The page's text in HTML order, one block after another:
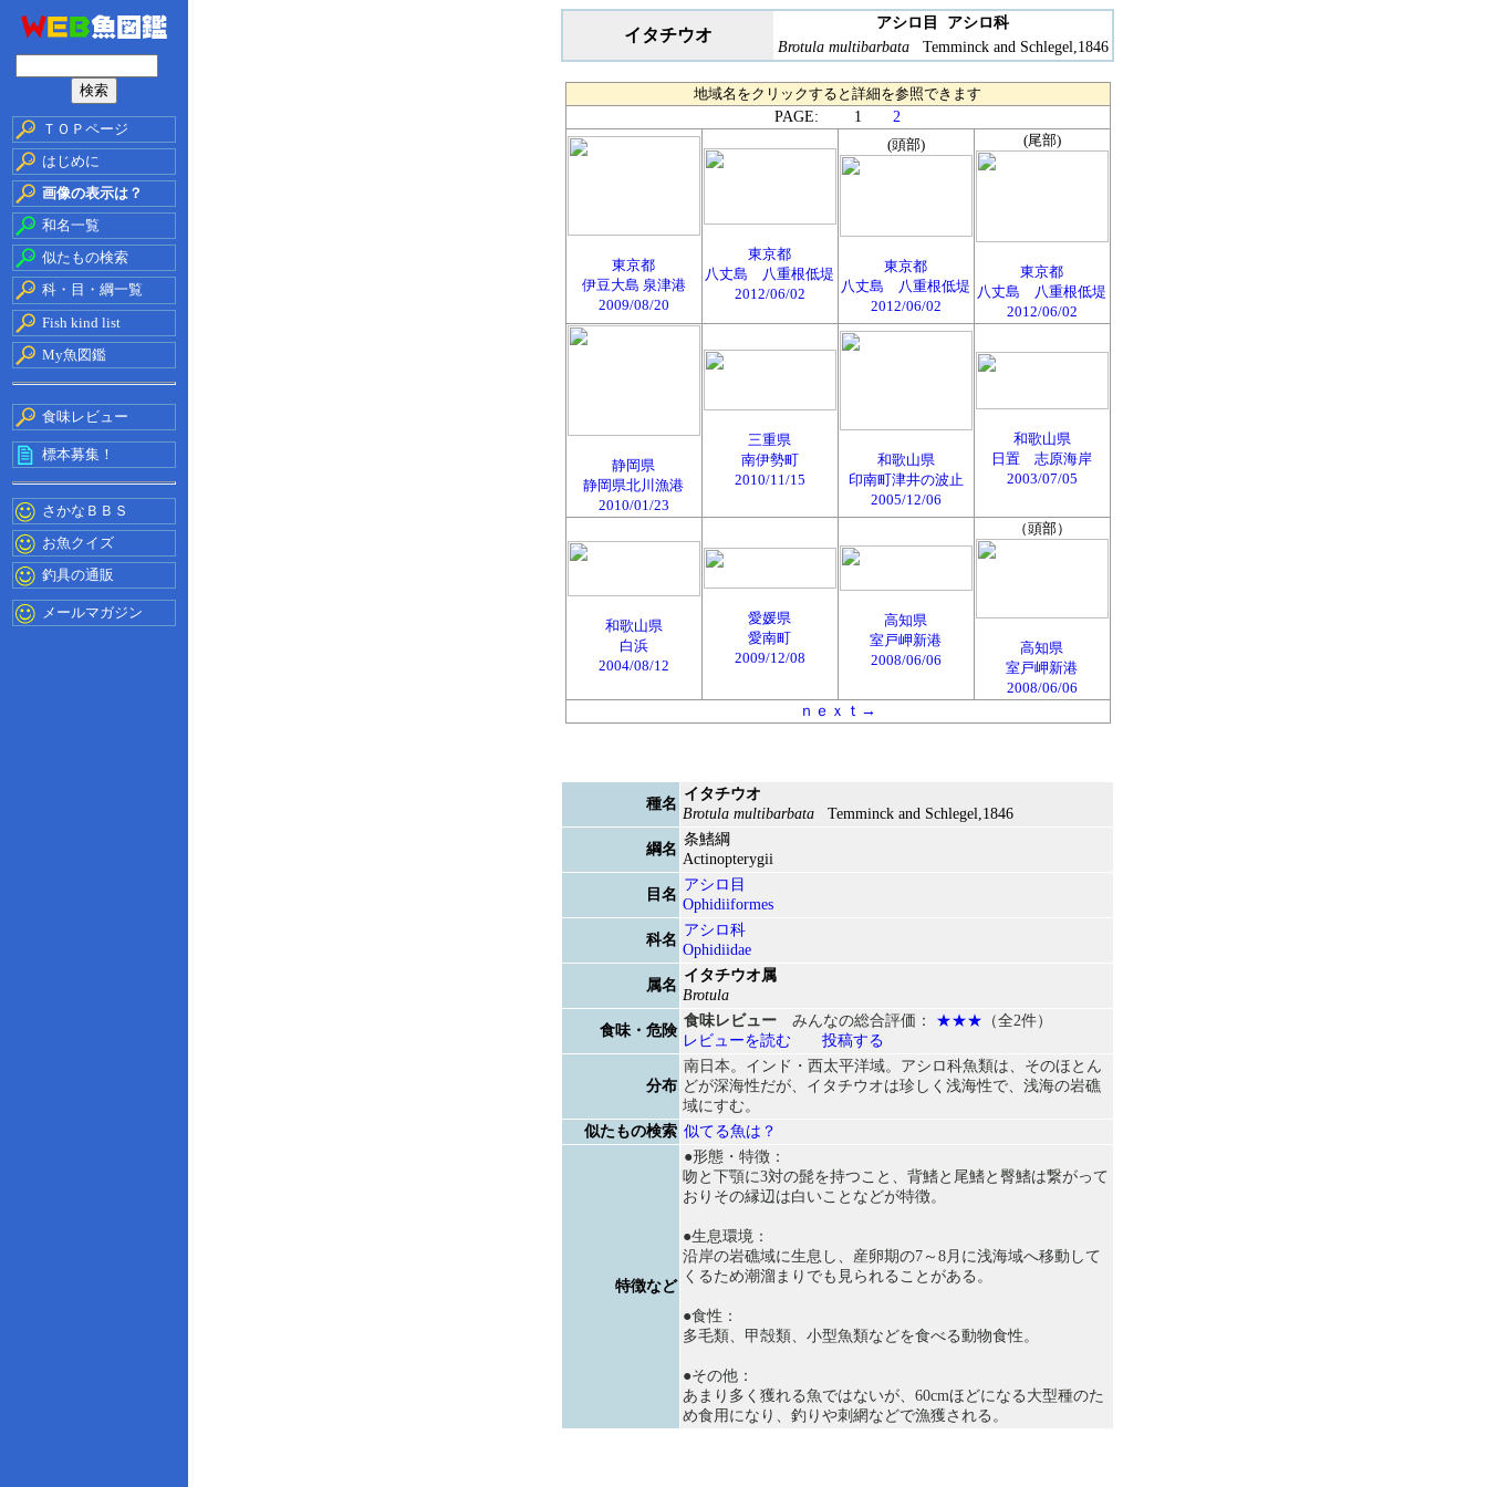
ＴＯＰページ
はじめに
画像の表示は？
和名一覧
似たもの検索
科・目・綱一覧
Fish kind list
My魚図鑑
食味レビュー
標本募集！
さかなＢＢＳ
お魚クイズ
釣具の通販
メールマガジン
イタチウオ
アシロ目 アシロ科
Brotula multibarbata
Temminck and Schlegel,1846
地域名をクリックすると詳細を参照できます
PAGE: 1 2
東京都
伊豆大島 泉津港
2009/08/20
東京都
八丈島 八重根低堤
2012/06/02
(頭部)
東京都
八丈島 八重根低堤
2012/06/02
(尾部)
東京都
八丈島 八重根低堤
2012/06/02
静岡県
静岡県北川漁港
2010/01/23
三重県
南伊勢町
2010/11/15
和歌山県
印南町津井の波止
2005/12/06
和歌山県
日置 志原海岸
2003/07/05
和歌山県
白浜
2004/08/12
愛媛県
愛南町
2009/12/08
高知県
室戸岬新港
2008/06/06
（頭部）
高知県
室戸岬新港
2008/06/06
ｎｅｘｔ→
種名
イタチウオ
Brotula multibarbata
Temminck and Schlegel,1846
綱名
条鰭綱
Actinopterygii
目名
アシロ目
Ophidiiformes
科名
アシロ科
Ophidiidae
属名
イタチウオ属
Brotula
食味・危険
食味レビュー みんなの総合評価： ★★★ （全2件）
レビューを読む
投稿する
分布
南日本。インド・西太平洋域。アシロ科魚類は、そのほとん
どが深海性だが、イタチウオは珍しく浅海性で、浅海の岩礁
域にすむ。
似たもの検索 似てる魚は？
特徴など
●形態・特徴：
吻と下顎に3対の髭を持つこと、背鰭と尾鰭と臀鰭は繋がって
おりその縁辺は白いことなどが特徴。
●生息環境：
沿岸の岩礁域に生息し、産卵期の7～8月に浅海域へ移動して
くるため潮溜まりでも見られることがある。
●食性：
多毛類、甲殻類、小型魚類などを食べる動物食性。
●その他：
あまり多く獲れる魚ではないが、60cmほどになる大型種のた
め食用になり、釣りや刺網などで漁獲される。